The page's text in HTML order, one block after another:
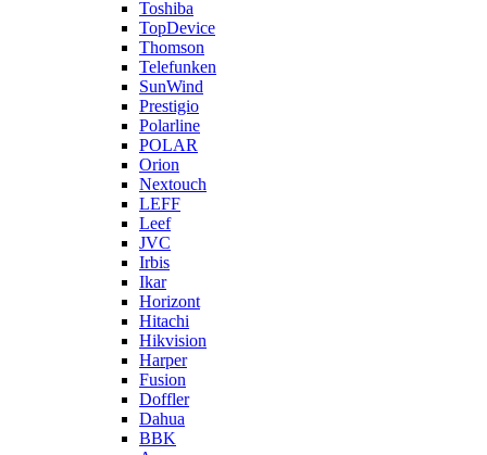
Toshiba
TopDevice
Thomson
Telefunken
SunWind
Prestigio
Polarline
POLAR
Orion
Nextouch
LEFF
Leef
JVC
Irbis
Ikar
Horizont
Hitachi
Hikvision
Harper
Fusion
Doffler
Dahua
BBK